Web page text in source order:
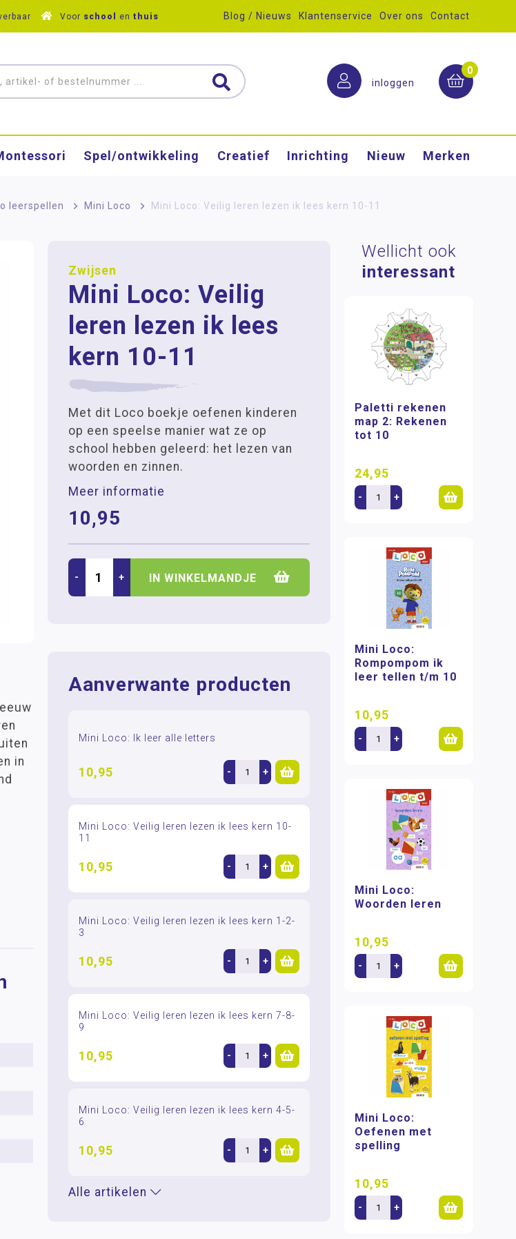
Voor school en thuis Blog / Nieuws Klantenservice Over ons Contact
inloggen
0
Spel/ontwikkeling Creatief Inrichting Nieuw Merken
leerspellen > Mini Loco > Mini Loco: Veilig leren lezen ik lees kern 10-11
Zwijsen
Mini Loco: Veilig
leren lezen ik lees
kern 10-11
Met dit Loco boekje oefenen kinderen
op een speelse manier wat ze op
school hebben geleerd: het lezen van
woorden en zinnen.
Meer informatie
10,95
- + IN WINKELMANDJE
Aanverwante producten
Mini Loco: Ik leer alle letters
10,95 - +
Mini Loco: Veilig leren lezen ik lees kern 10-
11
10,95 - +
Mini Loco: Veilig leren lezen ik lees kern 1-2-
3
10,95 - +
Mini Loco: Veilig leren lezen ik lees kern 7-8-
9
10,95 - +
Mini Loco: Veilig leren lezen ik lees kern 4-5-
6
10,95 - +
Alle artikelen
in
Wellicht ook
interessant
Paletti rekenen
map 2: Rekenen
tot 10
24,95
- +
Mini Loco:
Rompompom ik
leer tellen t/m 10
10,95
- +
Mini Loco:
Woorden leren
10,95
- +
Mini Loco:
Oefenen met
spelling
10,95
- +